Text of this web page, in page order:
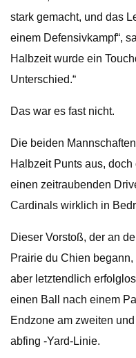
stark gemacht, und das
einem Defensivkampf“,
Halbzeit wurde ein
Unterschied.“
Das war es fast nicht.
Die beiden
Halbzeit Punts aus,
einen zeitraubenden
Cardinals wirklich in
Dieser Vorstoß, der an
Prairie du Chien
aber letztendlich
einen Ball nach einem
Endzone am zweiten
abfing -Yard-Linie.